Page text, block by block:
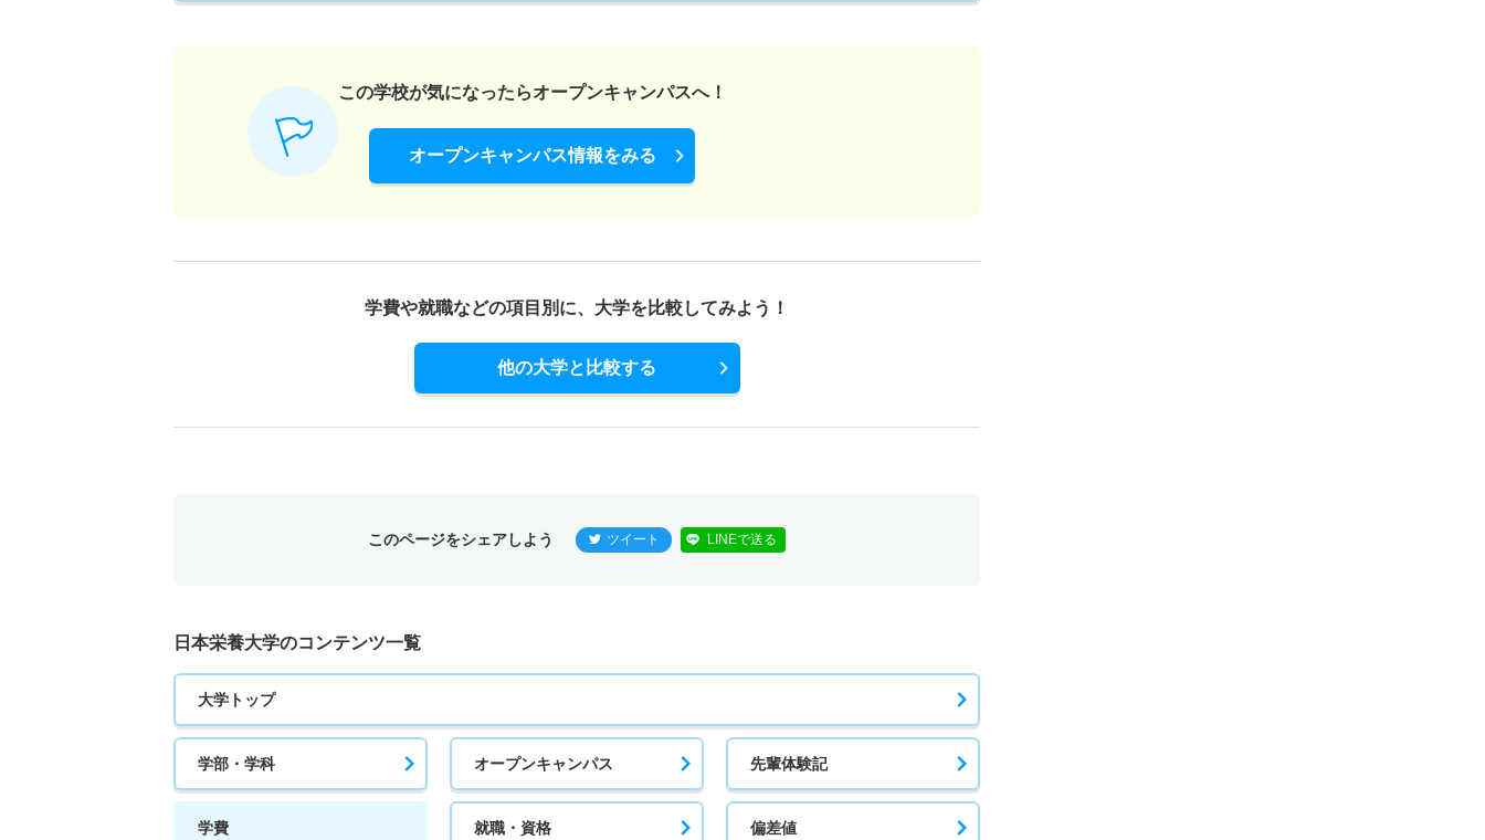
この学校が気になったらオープンキャンパスへ！
オープンキャンパス情報をみる
学費や就職などの項目別に、 大学を比較してみよう！
他の大学と比較する
このページをシェアしよう ツイート LINEで送る
日本栄養大学のコンテンツ一覧
大学トップ
学部・学科 オープンキャンパス 先輩体験記
学費 就職・資格 偏差値